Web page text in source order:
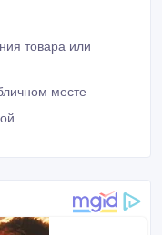
товара или
месте